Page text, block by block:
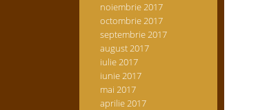
noiembrie 2017
octombrie 2017
septembrie 2017
august 2017
iulie 2017
iunie 2017
mai 2017
aprilie 2017